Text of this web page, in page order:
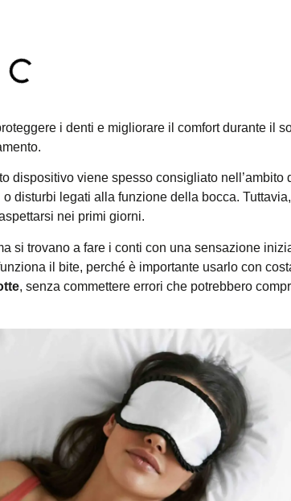
i denti e migliorare il comfort durante il
dispositivo viene spesso consigliato nell’ambito
disturbi legati alla funzione della bocca.
nei primi giorni.
si trovano a fare i conti con una sensazione
il bite, perché è importante usarlo con
, senza commettere errori che potrebbero